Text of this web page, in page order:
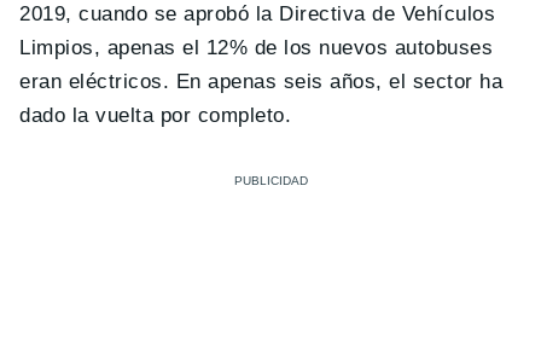
2019, cuando se aprobó la Directiva de Vehículos
Limpios, apenas el 12% de los nuevos autobuses
eran eléctricos. En apenas seis años, el sector ha
dado la vuelta por completo.